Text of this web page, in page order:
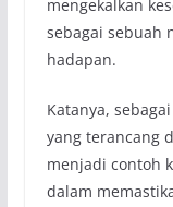
mengekalkan
sebagai sebuah
hadapan.
Katanya,
yang terancang
menjadi contoh
dalam